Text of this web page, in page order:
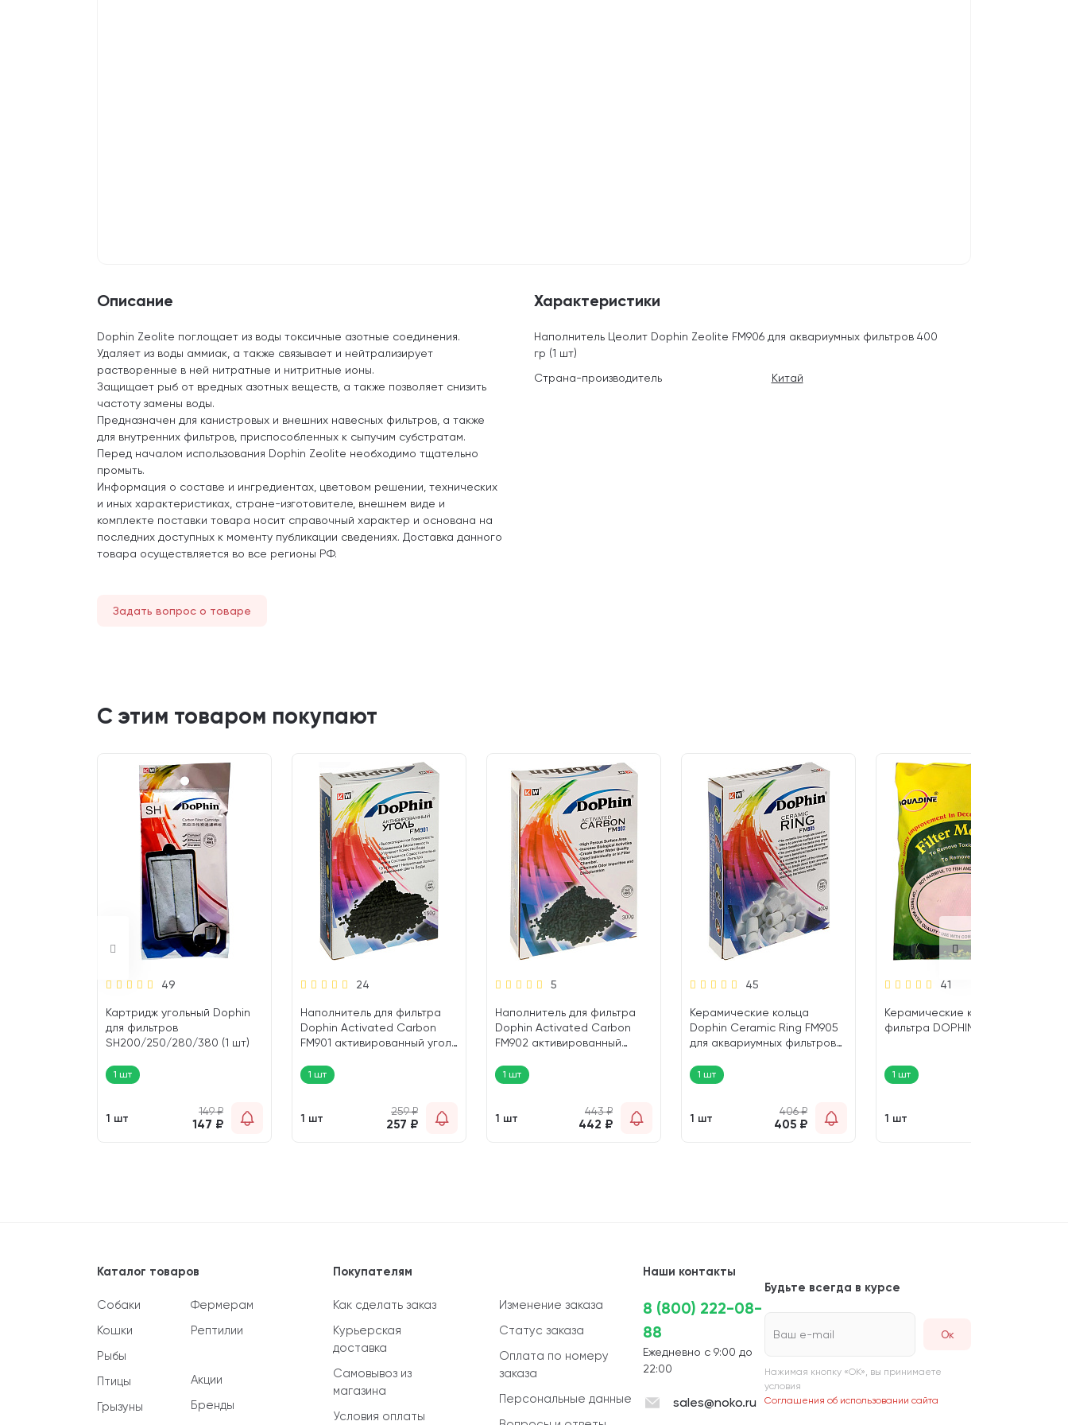
Описание
Dophin Zeolite поглощает из воды токсичные азотные соединения.
Удаляет из воды аммиак, а также связывает и нейтрализирует
растворенные в ней нитратные и нитритные ионы.
Защищает рыб от вредных азотных веществ, а также позволяет снизить
частоту замены воды.
Предназначен для канистровых и внешних навесных фильтров, а также
для внутренних фильтров, приспособленных к сыпучим субстратам.
Перед началом использования Dophin Zeolite необходимо тщательно
промыть.
Информация о составе и ингредиентах, цветовом решении, технических
и иных характеристиках, стране-изготовителе, внешнем виде и
комплекте поставки товара носит справочный характер и основана на
последних доступных к моменту публикации сведениях. Доставка данного
товара осуществляется во все регионы РФ.
Задать вопрос о товаре
Характеристики
Наполнитель Цеолит Dophin Zeolite FM906 для аквариумных фильтров 400
гр (1 шт)
Страна-производитель
Китай
С этим товаром покупают
49
Картридж угольный Dophin
для фильтров
SH200/250/280/380 (1 шт)
1 шт
1 шт
149₽
147 ₽
24
Наполнитель для фильтра
Dophin Activated Carbon
FM901 активированный уголь
1 шт
1 шт
259₽
257 ₽
5
Наполнитель для фильтра
Dophin Activated Carbon
FM902 активированный
1 шт
1 шт
443₽
442 ₽
45
Керамические кольца
Dophin Ceramic Ring FM905
для аквариумных фильтров
1 шт
1 шт
406₽
405 ₽
41
Керамические кольца для
фильтра DOPHIN 1 кг (1 шт)
1 шт
1 шт
Каталог товаров
Собаки
Кошки
Рыбы
Птицы
Грызуны
Фермерам
Рептилии
Акции
Бренды
Покупателям
Как сделать заказ
Курьерская
доставка
Самовывоз из
магазина
Условия оплаты
Изменение заказа
Статус заказа
Оплата по номеру
заказа
Персональные данные
Наши контакты
8 (800) 222-08-
88
Ежедневно с 9:00 до
22:00
sales@noko.ru
Будьте всегда в курсе
Ваш e-mail
Нажимая кнопку «ОК», вы принимаете
условия
Соглашения об использовании сайта